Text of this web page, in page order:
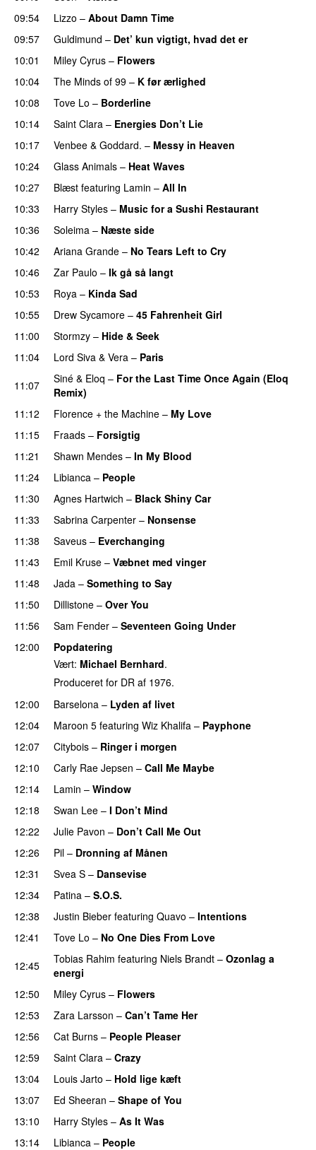
09:54 Lizzo – About Damn Time
09:57
Guldimund – Det’ kun vigtigt, hvad det er
10:01 Miley Cyrus – Flowers
10:04
The Minds of 99 – K før ærlighed
10:08
Tove Lo – Borderline
10:14
Saint Clara – Energies Don’t Lie
10:17 Venbee & Goddard. – Messy in Heaven
10:24 Glass Animals – Heat Waves
10:27
Blæst featuring Lamin – All In
10:33
Harry Styles – Music for a Sushi Restaurant
10:36
Soleima – Næste side
10:42
Ariana Grande – No Tears Left to Cry
10:46
Zar Paulo – Ik gå så langt
10:53
Roya – Kinda Sad
10:55 Drew Sycamore – 45 Fahrenheit Girl
11:00
Stormzy – Hide & Seek
11:04
Lord Siva & Vera – Paris
11:07 Siné & Eloq – For the Last Time Once Again (Eloq
Remix)
11:12
Florence + the Machine – My Love
11:15
Fraads – Forsigtig
11:21
Shawn Mendes – In My Blood
11:24
Libianca – People
11:30 Agnes Hartwich – Black Shiny Car
11:33
Sabrina Carpenter – Nonsense
11:38
Saveus – Everchanging
11:43
Emil Kruse – Væbnet med vinger
11:48 Jada – Something to Say
11:50
Dillistone – Over You
11:56
Sam Fender – Seventeen Going Under
12:00
Popdatering
Vært: Michael Bernhard.
Produceret for DR af 1976.
12:00
Barselona – Lyden af livet
12:04
Maroon 5 featuring Wiz Khalifa – Payphone
12:07
Citybois – Ringer i morgen
12:10
Carly Rae Jepsen – Call Me Maybe
12:14
Lamin – Window
12:18
Swan Lee – I Don’t Mind
12:22 Julie Pavon – Don’t Call Me Out
12:26 Pil – Dronning af Månen
12:31 Svea S – Dansevise
12:34
Patina – S.O.S.
12:38
Justin Bieber featuring Quavo – Intentions
12:41
Tove Lo – No One Dies From Love
12:45
Tobias Rahim featuring Niels Brandt – Ozonlag a
energi
12:50 Miley Cyrus – Flowers
12:53
Zara Larsson – Can’t Tame Her
12:56
Cat Burns – People Pleaser
12:59
Saint Clara – Crazy
13:04
Louis Jarto – Hold lige kæft
13:07
Ed Sheeran – Shape of You
13:10
Harry Styles – As It Was
13:14
Libianca – People